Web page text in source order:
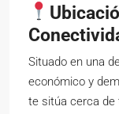
Situado en una
económico y
te sitúa cerca de